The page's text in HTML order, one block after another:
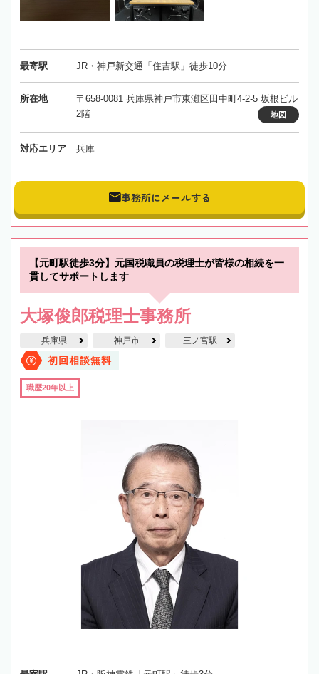
最寄駅 JR・神戸新交通「住吉駅」徒歩10分
所在地
〒658-0081 兵庫県神戸市東灘区田中町4-2-5 坂根ビル
2階
地図
対応エリア 兵庫
事務所にメールする
【元町駅徒歩3分】元国税職員の税理士が皆様の相続を一
貫してサポートします
大塚俊郎税理士事務所
兵庫県 神戸市 三ノ宮駅
初回相談無料
職歴20年以上